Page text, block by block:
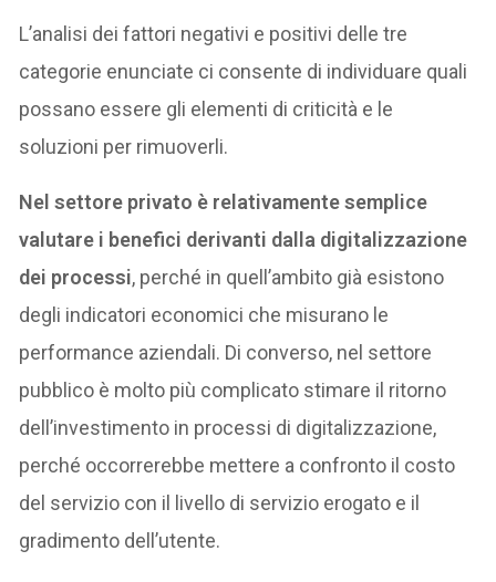
L’analisi dei fattori negativi e positivi delle tre
categorie enunciate ci consente di individuare quali
possano essere gli elementi di criticità e le
soluzioni per rimuoverli.
Nel settore privato è relativamente semplice
valutare i benefici derivanti dalla digitalizzazione
dei processi, perché in quell’ambito già esistono
degli indicatori economici che misurano le
performance aziendali. Di converso, nel settore
pubblico è molto più complicato stimare il ritorno
dell’investimento in processi di digitalizzazione,
perché occorrerebbe mettere a confronto il costo
del servizio con il livello di servizio erogato e il
gradimento dell’utente.